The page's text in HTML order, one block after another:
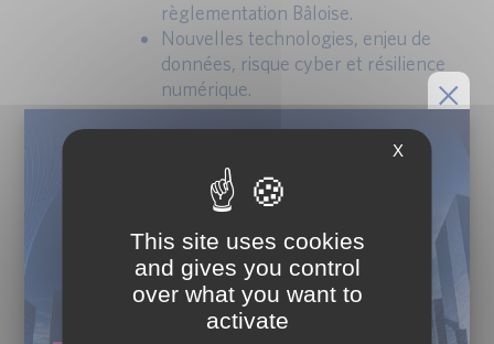
règlementation Bâloise.
Nouvelles technologies, enjeu de
données, risque cyber et résilience
numérique.
X
This site uses cookies
and gives you control
over what you want to
activate